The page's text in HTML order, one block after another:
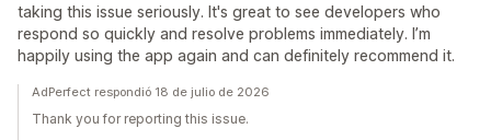
taking this issue seriously. It's great to see developers who
respond so quickly and resolve problems immediately. I’m
happily using the app again and can definitely recommend it.
AdPerfect respondió 18 de julio de 2026
Thank you for reporting this issue.